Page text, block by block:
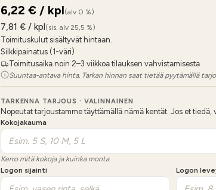
6,22 € / kpl(alv 0 %)
7,81 € / kpl(sis. alv 25,5 %)
Toimituskulut sisältyvät hintaan.
Silkkipainatus (1-väri)
Toimitusaika noin 2–3 viikkoa tilauksen vahvistamisesta.
Suuntaa-antava hinta. Tarkan hinnan saat tietää pyytämällä
TARKENNA TARJOUS · VALINNAINEN
Nopeutat tarjoustamme täyttämällä nämä kentät. Jos et tiedä,
Kokojakauma
Kerro mitä kokoja ja kuinka monta.
Logon sijainti
Logon